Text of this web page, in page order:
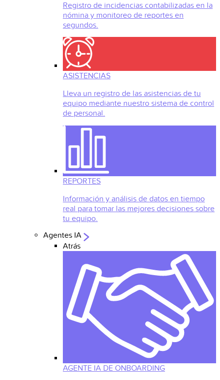
Registro de incidencias contabilizadas en la
nómina y monitoreo de reportes en
segundos.
ASISTENCIAS
Lleva un registro de las asistencias de tu
equipo mediante nuestro sistema de control
de personal.
REPORTES
Información y análisis de datos en tiempo
real para tomar las mejores decisiones sobre
tu equipo.
Agentes IA
Atrás
AGENTE IA DE ONBOARDING